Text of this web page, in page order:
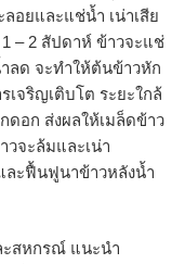
อยและแช่น้ำ เน่าเสีย
– 2 สัปดาห์ ข้าวจะแช่
ลด จะทำให้ต้นข้าวหัก
เจริญเติบโต ระยะใกล้
ดอก ส่งผลให้เมล็ดข้าว
วจะล้มและเน่า
ละฟื้นฟูนาข้าวหลังน้ำ
ะสหกรณ์ แนะนำ